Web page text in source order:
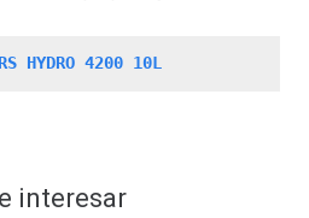
HYDRO 4200 10L
interesar